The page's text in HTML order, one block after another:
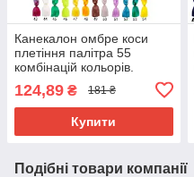
Канекалон омбре коси
плетіння палітра 55
комбінацій кольорів.
Термостійкий
124,89 ₴ 181 ₴
Купити
Подібні товари компанії